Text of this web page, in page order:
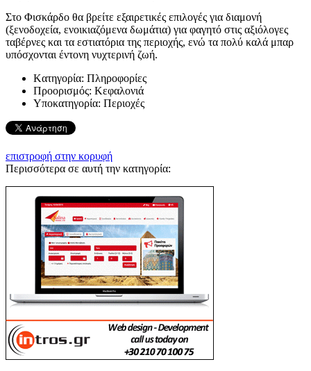
Στο Φισκάρδο θα βρείτε εξαιρετικές επιλογές για διαμονή
(ξενοδοχεία, ενοικιαζόμενα δωμάτια) για φαγητό στις αξιόλογες
ταβέρνες και τα εστιατόρια της περιοχής, ενώ τα πολύ καλά μπαρ
υπόσχονται έντονη νυχτερινή ζωή.
Kατηγορία: Πληροφορίες
Προορισμός: Κεφαλονιά
Υποκατηγορία: Περιοχές
επιστροφή στην κορυφή
Περισσότερα σε αυτή την κατηγορία: